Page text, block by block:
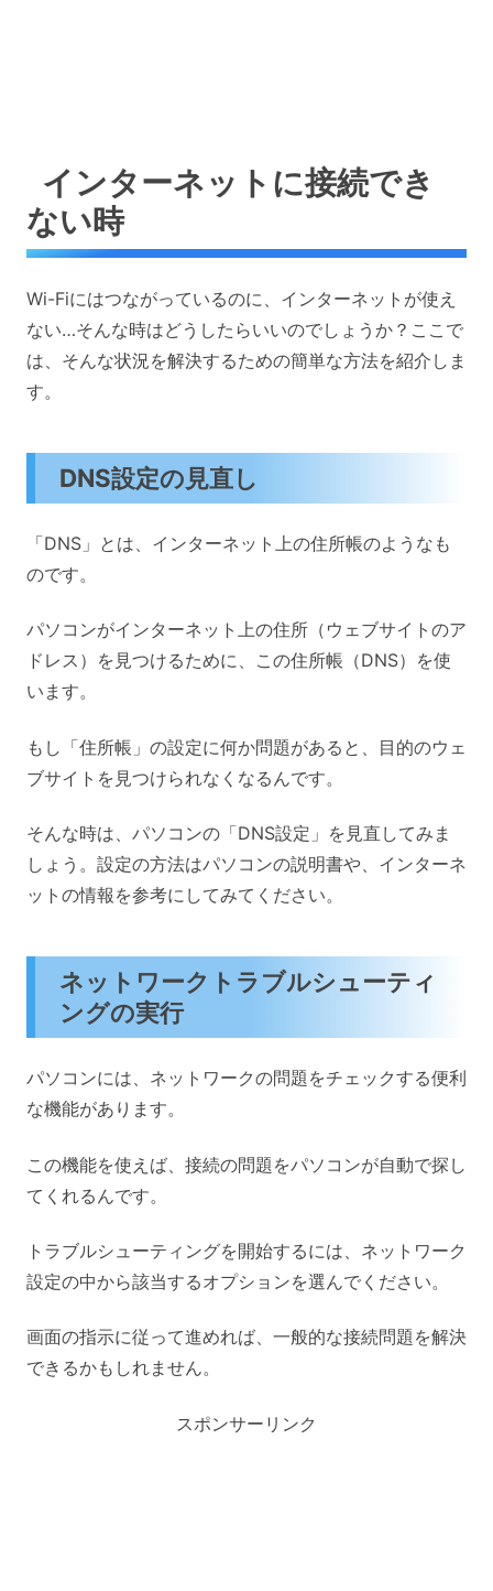
インターネットに接続でき
ない時
Wi-Fiにはつながっているのに、インターネットが使え
ない…そんな時はどうしたらいいのでしょうか？ここで
は、そんな状況を解決するための簡単な方法を紹介しま
す。
DNS設定の見直し
「DNS」とは、インターネット上の住所帳のようなも
のです。
パソコンがインターネット上の住所（ウェブサイトのア
ドレス）を見つけるために、この住所帳（DNS）を使
います。
もし「住所帳」の設定に何か問題があると、目的のウェ
ブサイトを見つけられなくなるんです。
そんな時は、パソコンの「DNS設定」を見直してみま
しょう。設定の方法はパソコンの説明書や、インターネ
ットの情報を参考にしてみてください。
ネットワークトラブルシューティ
ングの実行
パソコンには、ネットワークの問題をチェックする便利
な機能があります。
この機能を使えば、接続の問題をパソコンが自動で探し
てくれるんです。
トラブルシューティングを開始するには、ネットワーク
設定の中から該当するオプションを選んでください。
画面の指示に従って進めれば、一般的な接続問題を解決
できるかもしれません。
スポンサーリンク